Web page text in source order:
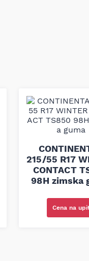
215/55 R17
CONTACT
98H zimska
Cena na